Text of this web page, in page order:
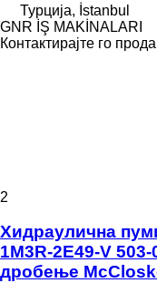
Турција, İstanbul
GNR İŞ MAKİNALARI
Контактирајте го
2
Хидраулична
1M3R-2E49-V
дробење